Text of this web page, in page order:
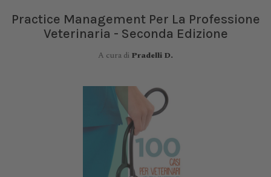
Practice Management Per La Professione
Veterinaria - Seconda Edizione
A cura di Pradelli D.